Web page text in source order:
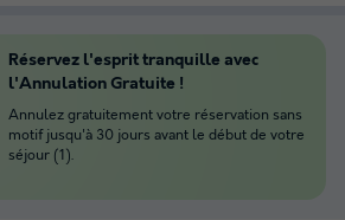
Réservez l'esprit tranquille avec
l'Annulation Gratuite !
Annulez gratuitement votre réservation sans
motif jusqu'à 30 jours avant le début de votre
séjour (1).